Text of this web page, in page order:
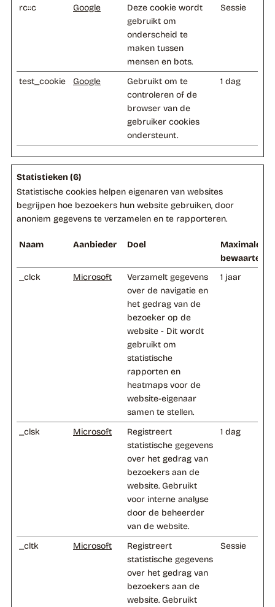
rc::c Google
Deze cookie wordt
gebruikt om
onderscheid te
maken tussen
mensen en bots.
Sessie
test_cookie Google
Gebruikt om te
controleren of de
browser van de
gebruiker cookies
ondersteunt.
1 dag
Statistieken (6)
Statistische cookies helpen eigenaren van websites
begrijpen hoe bezoekers hun website gebruiken, door
anoniem gegevens te verzamelen en te rapporteren.
Naam
Aanbieder Doel
Maximale
_clck
Microsoft
Verzamelt gegevens
over de navigatie en
het gedrag van de
bezoeker op de
website - Dit wordt
gebruikt om
statistische
rapporten en
heatmaps voor de
website-eigenaar
samen te stellen.
1 jaar
_clsk Microsoft
Registreert
statistische gegevens
over het gedrag van
bezoekers aan de
website. Gebruikt
voor interne analyse
door de beheerder
van de website.
1 dag
_cltk Microsoft
Registreert
statistische gegevens
over het gedrag van
bezoekers aan de
website. Gebruikt
Sessie